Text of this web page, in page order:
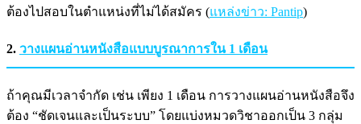
ต้องไปสอบในตำแหน่งที่ไม่ได้สมัคร (แหล่งข่าว: Pantip)
2. วางแผนอ่านหนังสือแบบบูรณาการใน 1 เดือน
ถ้าคุณมีเวลาจำกัด เช่น เพียง 1 เดือน การวางแผนอ่านหนังสือจึง
ต้อง “ชัดเจนและเป็นระบบ” โดยแบ่งหมวดวิชาออกเป็น 3 กลุ่ม